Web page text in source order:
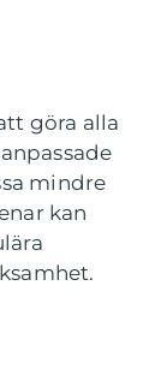
göra alla
mindre
kan